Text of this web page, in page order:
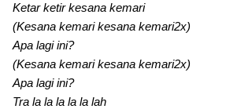
Ketar ketir kesana kemari
(Kesana kemari kesana kemari2x)
Apa lagi ini?
(Kesana kemari kesana kemari2x)
Apa lagi ini?
Tra la la la la la lah